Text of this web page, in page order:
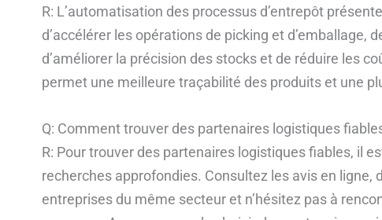
R: L’automatisation des processus d’entrepôt
d’accélérer les opérations de picking et d’emballage,
d’améliorer la précision des stocks et de réduire les
permet une meilleure traçabilité des produits et une
Q: Comment trouver des partenaires logistiques
R: Pour trouver des partenaires logistiques fiables, il
recherches approfondies. Consultez les avis en ligne,
entreprises du même secteur et n’hésitez pas à